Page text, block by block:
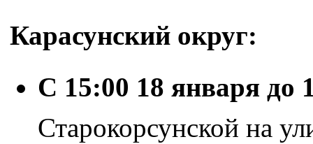
Карасунский округ:
С 15:00 18 января до
Старокорсунской на